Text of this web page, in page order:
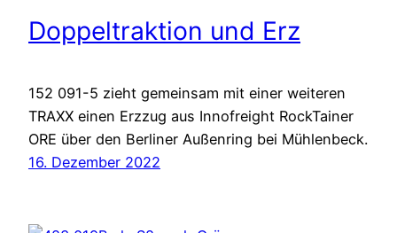
Doppeltraktion und Erz
152 091-5 zieht gemeinsam mit einer weiteren
TRAXX einen Erzzug aus Innofreight RockTainer
ORE über den Berliner Außenring bei Mühlenbeck.
16. Dezember 2022